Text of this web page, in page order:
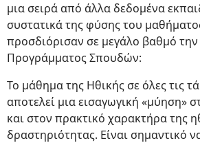
μια σειρά από άλλα δεδομένα
συστατικά της φύσης του
προσδιόρισαν σε μεγάλο βαθμό
Προγράμματος Σπουδών:
Το μάθημα της Ηθικής σε όλες τις
αποτελεί μια εισαγωγική «μύηση»
και στον πρακτικό χαρακτήρα της
δραστηριότητας. Είναι σημαντικό